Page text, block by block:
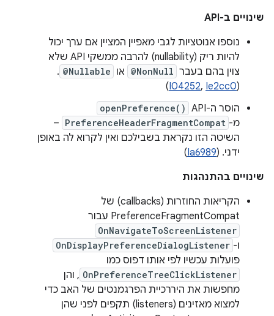
שינויים ב-API
נוספו אנוטציות לגבי מאפיין המציין אם ערך יכול
להיות ריק (nullability) להרבה ממשקי API שלא
צוין בהם בעבר @NonNull או @Nullable
.
(
I04252, Ie2cc0
)
הוסר ה-API‏
openPreference()
מ- PreferenceHeaderFragmentCompat
–
השיטה הזו נקראת בשבילכם ואין לקרוא לה באופן
ידני. (Ia6989
)
שינויים בהתנהגות
הקריאות החוזרות (callbacks) של
PreferenceFragmentCompat עבור
OnNavigateToScreenListener
ו- OnDisplayPreferenceDialogListener
פועלות עכשיו לפי אותו דפוס כמו
OnPreferenceTreeClickListener , והן
מחפשות את היררכיית הפרגמנטים של האב כדי
למצוא מאזינים (listeners) תקפים לפני שהן